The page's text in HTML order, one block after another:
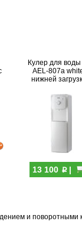
Кулер для воды
AEL-807a
нижней
13 100 p|
и поворотными